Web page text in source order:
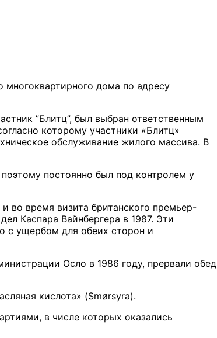
многоквартирного дома по адресу
”Блитц”, был выбран ответственным
которому участники «Блитц»
обслуживание жилого массива. В
постоянно был под контролем у
во время визита британского премьер-
Каспара Вайнбергера в 1987. Эти
с ущербом для обеих сторон и
Осло в 1986 году, прервали обед
кислота» (Smørsyra).
в числе которых оказались